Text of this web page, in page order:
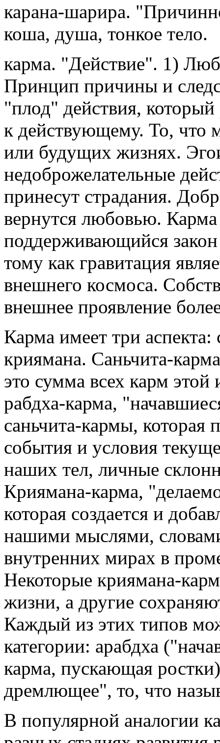
карана-шарира.
коша, душа, тонкое тело.
карма. "Действие". 1)
Принцип причины и
"плод" действия,
к действующему. То, что
или будущих жизнях.
недоброжелательные
принесут страдания.
вернутся любовью.
поддерживающийся
тому как гравитация
внешнего космоса.
внешнее проявление
Карма имеет три аспекта:
криямана. Саньчита-
это сумма всех карм
рабдха-карма,
саньчита-кармы,
события и условия
наших тел, личные
Криямана-карма,
которая создается и
нашими мыслями,
внутренних мирах в
Некоторые криямана-
жизни, а другие
Каждый из этих типов
категории: арабдха
карма, пускающая
дремлющее", то, что
В популярной аналогии